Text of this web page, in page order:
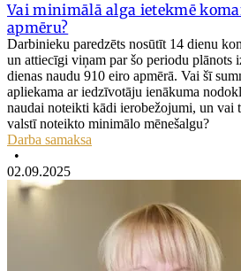
Vai minimālā alga ietekmē
apmēru?
Darbinieku paredzēts nosūtīt 14 dienu
un attiecīgi viņam par šo periodu plānots
dienas naudu 910 eiro apmērā. Vai šī
apliekama ar iedzīvotāju ienākuma
naudai noteikti kādi ierobežojumi, un vai
valstī noteikto minimālo mēnešalgu?
Darba samaksa
•
02.09.2025